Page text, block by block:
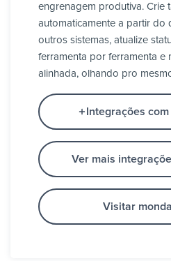
engrenagem produtiva. Crie
automaticamente a partir do
outros sistemas, atualize
ferramenta por ferramenta e
alinhada, olhando pro
Integrações
Ver mais
Visitar